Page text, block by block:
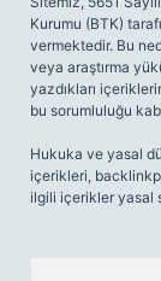
Kurumu (BTK)
vermektedir. Bu
veya araştırma
yazdıkları
bu sorumluluğu
Hukuka ve yasal
içerikleri,
ilgili içerikler yasal